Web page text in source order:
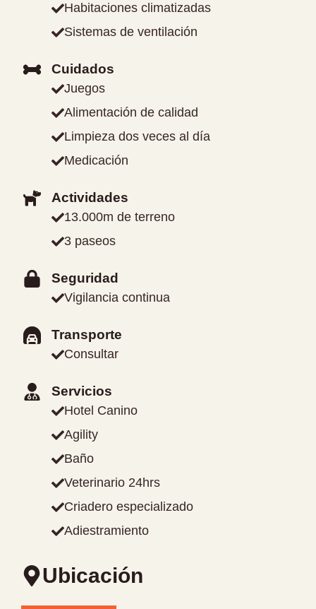
Habitaciones climatizadas
Sistemas de ventilación
Cuidados
Juegos
Alimentación de calidad
Limpieza dos veces al día
Medicación
Actividades
13.000m de terreno
3 paseos
Seguridad
Vigilancia continua
Transporte
Consultar
Servicios
Hotel Canino
Agility
Baño
Veterinario 24hrs
Criadero especializado
Adiestramiento
Ubicación